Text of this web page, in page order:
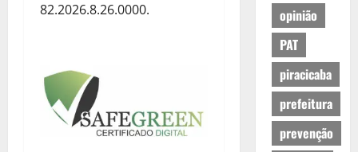
82.2026.8.26.0000.
opinião
PAT
piracicaba
prefeitura
prevenção